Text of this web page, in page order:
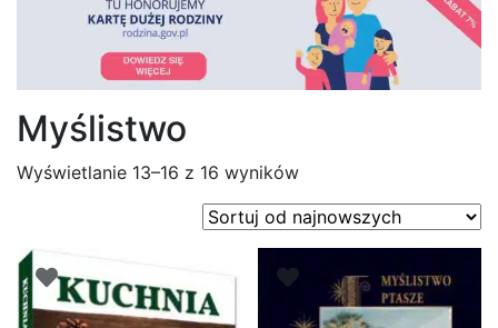
Myślistwo
Wyświetlanie 13–16 z 16 wynikówPosortowane
według
najnowszych